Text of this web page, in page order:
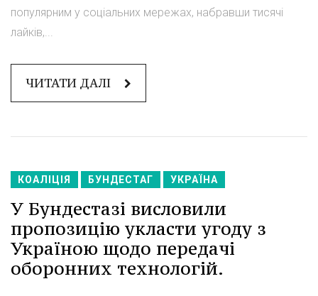
популярним у соціальних мережах, набравши тисячі
лайків,...
ЧИТАТИ ДАЛІ
КОАЛІЦІЯ БУНДЕСТАГ УКРАЇНА
У Бундестазі висловили
пропозицію укласти угоду з
Україною щодо передачі
оборонних технологій.